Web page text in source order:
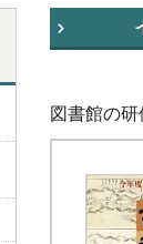
図書館の